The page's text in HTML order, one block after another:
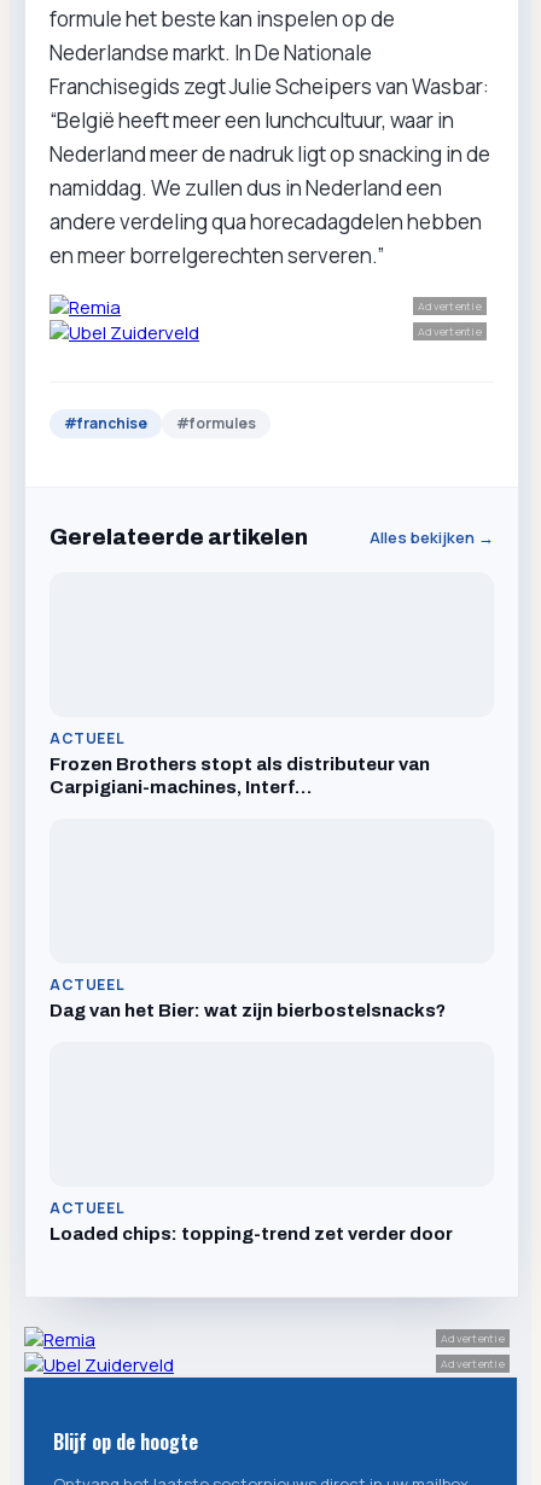
formule het beste kan inspelen op de
Nederlandse markt. In De Nationale
Franchisegids zegt Julie Scheipers van Wasbar:
“België heeft meer een lunchcultuur, waar in
Nederland meer de nadruk ligt op snacking in de
namiddag. We zullen dus in Nederland een
andere verdeling qua horecadagdelen hebben
en meer borrelgerechten serveren.”
Advertentie
Advertentie
#franchise #formules
Gerelateerde artikelen Alles bekijken →
ACTUEEL
Frozen Brothers stopt als distributeur van
Carpigiani-machines, Interf…
ACTUEEL
Dag van het Bier: wat zijn bierbostelsnacks?
ACTUEEL
Loaded chips: topping-trend zet verder door
Advertentie
Advertentie
Blijf op de hoogte